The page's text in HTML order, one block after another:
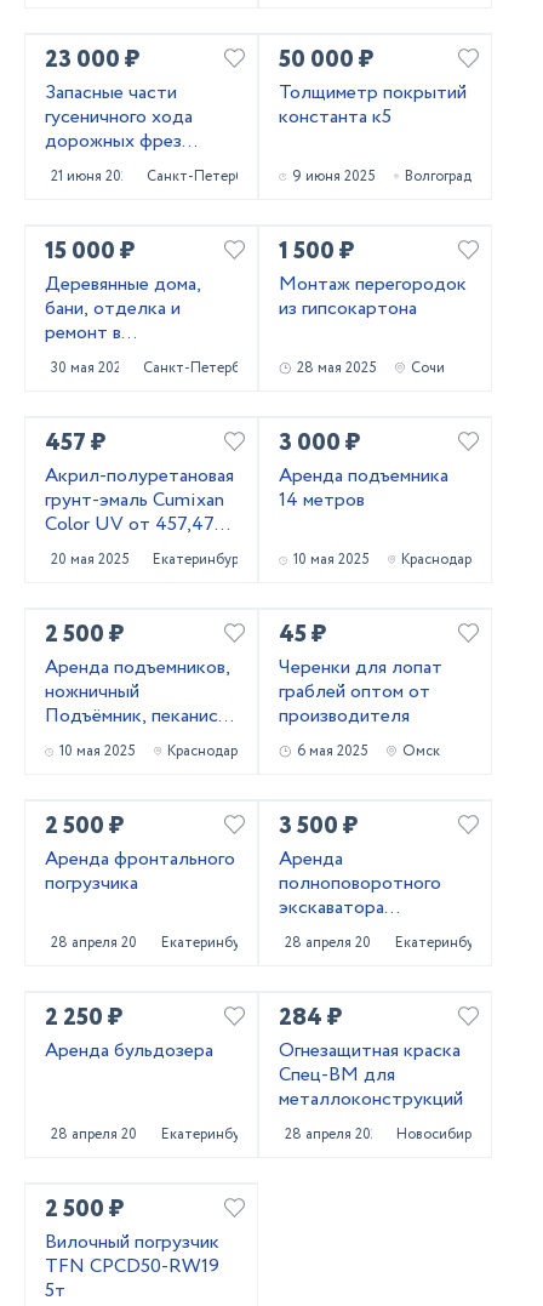
23 000 ₽
Запасные части
гусеничного хода
дорожных фрез
Caterpillar PM620
21 июня 2025 Санкт-Петербург
50 000 ₽
Толщиметр покрытий
константа к5
9 июня 2025 Волгоград
15 000 ₽
Деревянные дома,
бани, отделка и
ремонт в
Приозерском и
Выборгском районах
30 мая 2025 Санкт-Петербург
1 500 ₽
Монтаж перегородок
из гипсокартона
28 мая 2025 Сочи
457 ₽
Акрил-полуретановая
грунт-эмаль Cumixan
Color UV от 457,47
рублей
20 мая 2025 Екатеринбург
3 000 ₽
Аренда подъемника
14 метров
10 мая 2025 Краснодар
2 500 ₽
Аренда подъемников,
ножничный
Подъёмник, пеканиска
в аренду
10 мая 2025 Краснодар
45 ₽
Черенки для лопат
граблей оптом от
производителя
6 мая 2025 Омск
2 500 ₽
Аренда фронтального
погрузчика
28 апреля 2025 Екатеринбург
3 500 ₽
Аренда
полноповоротного
экскаватора
погрузчика
28 апреля 2025 Екатеринбург
2 250 ₽
Аренда бульдозера
28 апреля 2025 Екатеринбург
284 ₽
Огнезащитная краска
Спец-ВМ для
металлоконструкций
28 апреля 2025 Новосибирск
2 500 ₽
Вилочный погрузчик
TFN CPCD50-RW19
5т